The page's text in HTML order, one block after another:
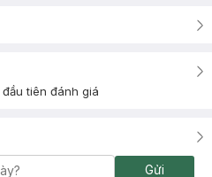
tiên đánh giá
Gửi